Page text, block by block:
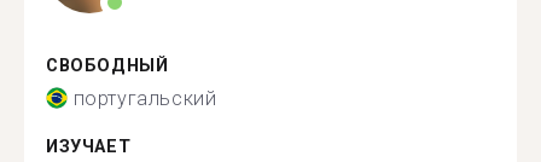
СВОБОДНЫЙ
португальский
ИЗУЧАЕТ